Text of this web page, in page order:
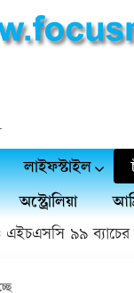
লাইফস্টাইল
অস্ট্রোলিয়া
৯৯ ব্যাচের